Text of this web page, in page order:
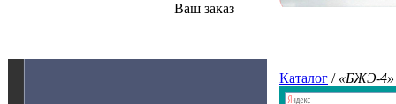
Ваш заказ
Каталог / «БЖЭ-4»